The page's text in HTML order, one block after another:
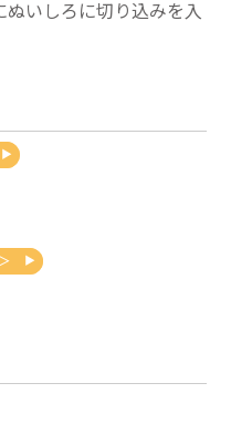
いしろに切り込みを入